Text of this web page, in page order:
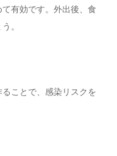
有効です。外出後、食
。
ことで、感染リスクを